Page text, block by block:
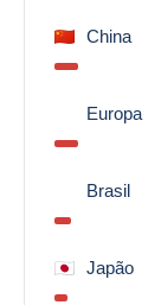
China
Europa
Brasil
Japão